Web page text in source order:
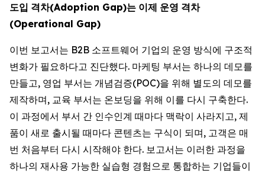
도입 격차(Adoption Gap)는 이제 운영 격차
(Operational Gap)
이번 보고서는 B2B 소프트웨어 기업의 운영 방식에 구조적
변화가 필요하다고 진단했다. 마케팅 부서는 하나의 데모를
만들고, 영업 부서는 개념검증(POC)을 위해 별도의 데모를
제작하며, 교육 부서는 온보딩을 위해 이를 다시 구축한다.
이 과정에서 부서 간 인수인계 때마다 맥락이 사라지고, 제
품이 새로 출시될 때마다 콘텐츠는 구식이 되며, 고객은 매
번 처음부터 다시 시작해야 한다. 보고서는 이러한 과정을
하나의 재사용 가능한 실습형 경험으로 통합하는 기업들이